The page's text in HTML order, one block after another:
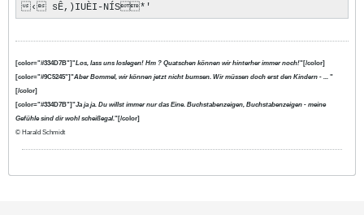
‹ sÊ,)IUÈI-NÍS*'
[color="#334D7B"]"Los, lass uns loslegen! Hm ? Quatschen können wir hinterher immer noch!"[/color]
[color="#9C5245"]"Aber Bommel, wir können jetzt nicht bumsen. Wir müssen doch erst den Kindern - ... "
[/color]
[color="#334D7B"]"Ja ja ja. Du willst immer nur das Eine. Buchstabenzeigen, Buchstabenzeigen - meine
Gefühle sind dir wohl scheißegal."[/color]
© Harald Schmidt